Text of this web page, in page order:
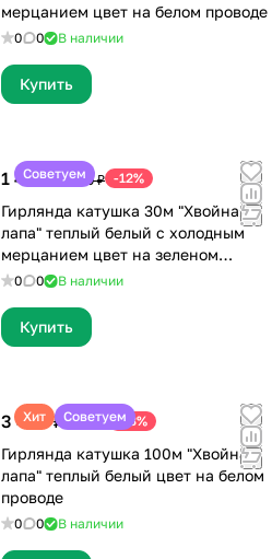
мерцанием цвет на белом проводе
0 0 В наличии
Купить
Советуем
1 499 ₽1 699 ₽ -12%
Гирлянда катушка 30м "Хвойная
лапа" теплый белый с холодным
мерцанием цвет на зеленом
проводе 900 диодов
0 0 В наличии
Купить
Хит Советуем
3 490 ₽ 3 999 ₽ -13%
Гирлянда катушка 100м "Хвойная
лапа" теплый белый цвет на белом
проводе
0 0 В наличии